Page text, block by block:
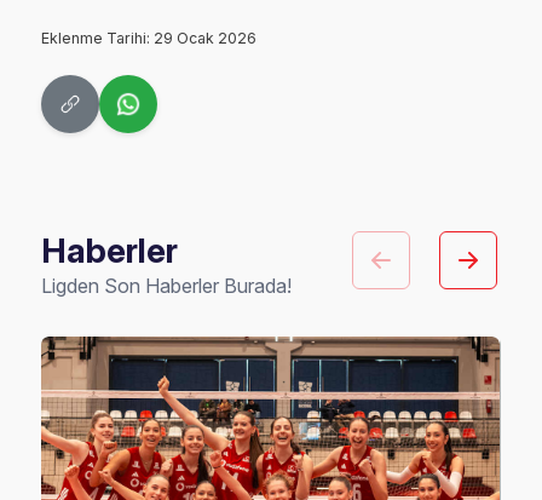
Eklenme Tarihi: 29 Ocak 2026
Haberler
Ligden Son Haberler Burada!